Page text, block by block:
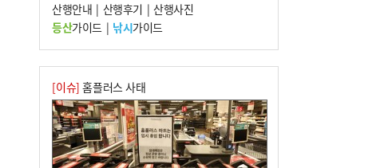
8
부산 앞바다에 기름 425ℓ 유출한 러시아 화
물선 적발
10 [2026 부산청소년극지체험탐험대 현장르
포] 2회 : 하늘에서 만난 얼음의 나라
산행안내 | 산행후기 | 산행사진
등산가이드| 낚시가이드
[이슈] 홈플러스 사태